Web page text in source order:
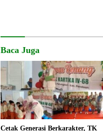
Baca Juga
Cetak Generasi Berkarakter, TK